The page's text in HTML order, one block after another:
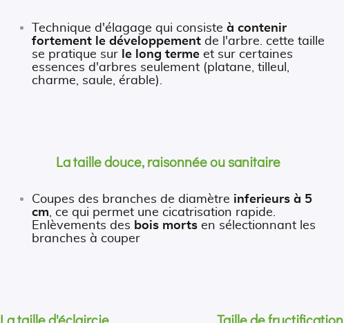
Technique d'élagage qui consiste à contenir
fortement le développement de l'arbre. cette taille
se pratique sur le long terme et sur certaines
essences d'arbres seulement (platane, tilleul,
charme, saule, érable).
La taille douce, raisonnée ou sanitaire
Coupes des branches de diamètre inferieurs à 5
cm, ce qui permet une cicatrisation rapide.
Enlèvements des bois morts en sélectionnant les
branches à couper
La taille d'éclaircie Taille de fructification